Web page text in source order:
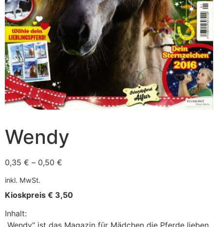
Wendy
0,35 € – 0,50 €
inkl. MwSt.
Kioskpreis € 3,50
Inhalt: